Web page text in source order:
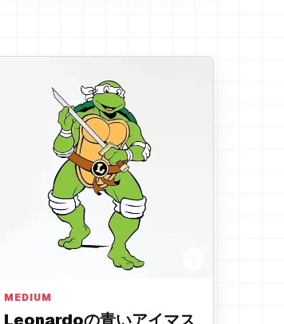
MEDIUM